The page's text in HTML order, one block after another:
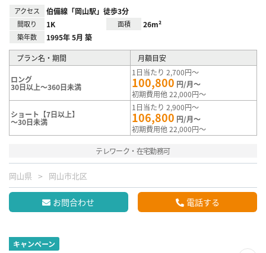
アクセス 伯備線「岡山駅」徒歩3分
間取り 1K 面積 26m²
築年数 1995年 5月 築
プラン名・期間 月額目安
ロング
30日以上～360日未満
1日当たり 2,700円～
100,800 円/月～
初期費用他 22,000円～
ショート【7日以上】
～30日未満
1日当たり 2,900円～
106,800 円/月～
初期費用他 22,000円～
テレワーク・在宅勤務可
岡山県 岡山市北区
お問合わせ 電話する
キャンペーン